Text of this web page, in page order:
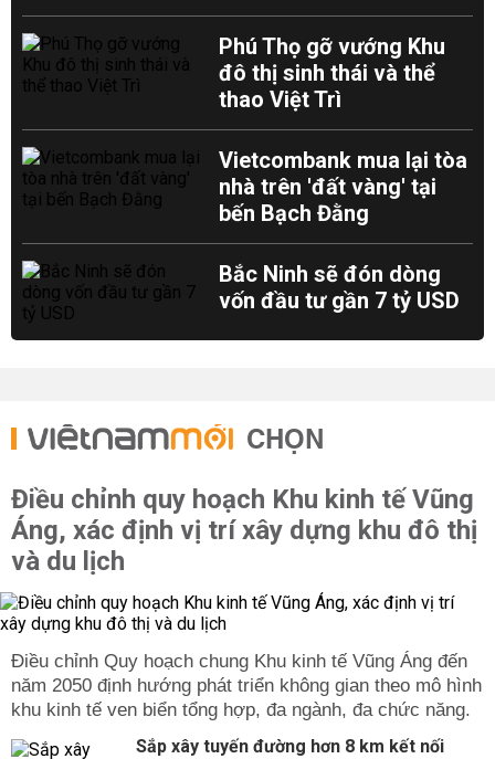
Phú Thọ gỡ vướng Khu
đô thị sinh thái và thể
thao Việt Trì
Vietcombank mua lại tòa
nhà trên 'đất vàng' tại
bến Bạch Đằng
Bắc Ninh sẽ đón dòng
vốn đầu tư gần 7 tỷ USD
CHỌN
Điều chỉnh quy hoạch Khu kinh tế Vũng
Áng, xác định vị trí xây dựng khu đô thị
và du lịch
Điều chỉnh Quy hoạch chung Khu kinh tế Vũng Áng đến
năm 2050 định hướng phát triển không gian theo mô hình
khu kinh tế ven biển tổng hợp, đa ngành, đa chức năng.
Sắp xây tuyến đường hơn 8 km kết nối